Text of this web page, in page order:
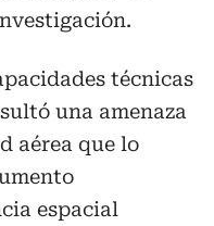
técnicas
una amenaza
aérea que lo
espacial